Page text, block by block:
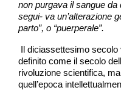
non purgava il sangue
segui- va un’alterazione
parto”, o “puerperale”.
Il diciassettesimo
definito come il secolo
rivoluzione scientifica,
quell’epoca